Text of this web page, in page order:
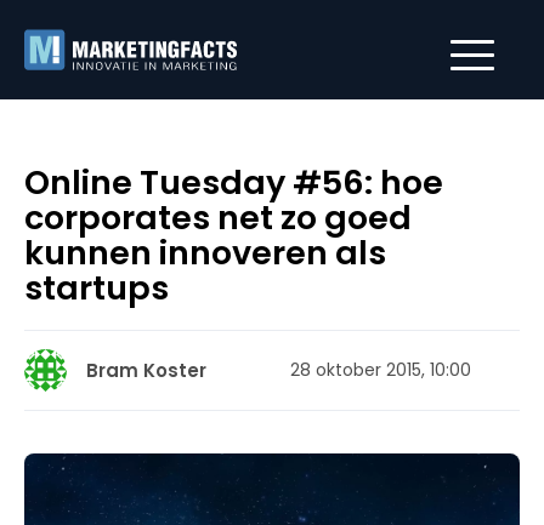
Online Tuesday #56: hoe
corporates net zo goed
kunnen innoveren als
startups
Bram Koster 28 oktober 2015, 10:00